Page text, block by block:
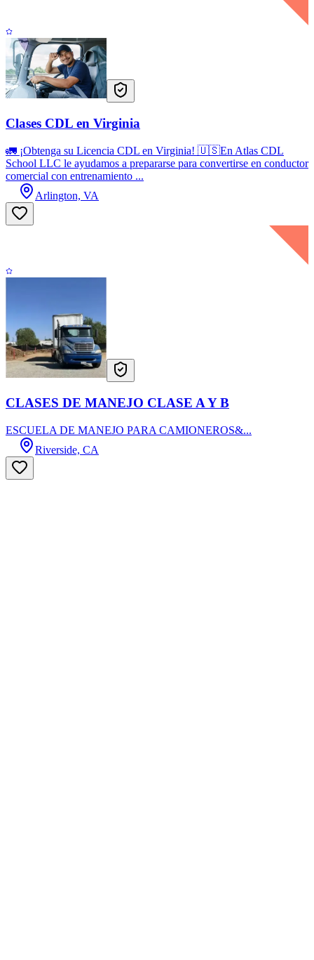
Clases CDL en Virginia
🚛 ¡Obtenga su Licencia CDL en Virginia! 🇺🇸En Atlas CDL
School LLC le ayudamos a prepararse para convertirse en conductor
comercial con entrenamiento ...
Arlington, VA
CLASES DE MANEJO CLASE A Y B
ESCUELA DE MANEJO PARA CAMIONEROS&...
Riverside, CA